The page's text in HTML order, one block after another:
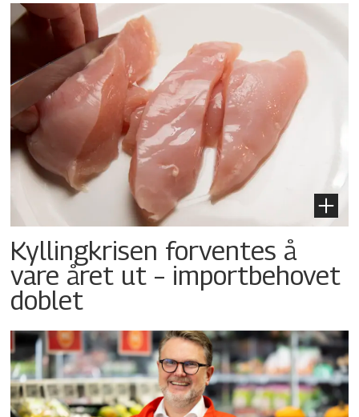
Kyllingkrisen forventes å
vare året ut – importbehovet
doblet